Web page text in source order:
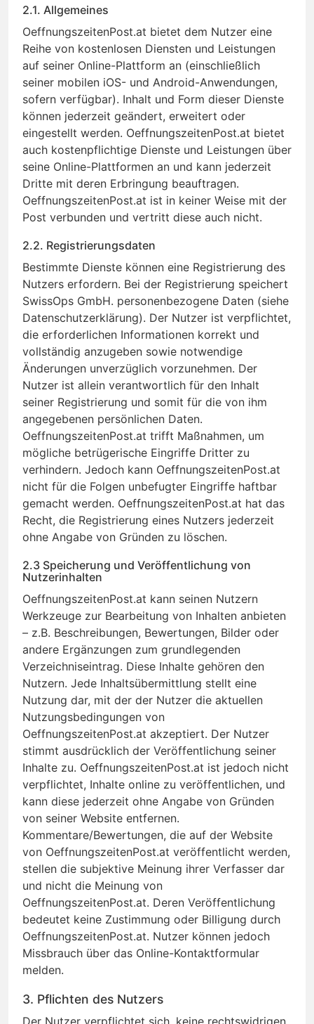
2.1. Allgemeines
OeffnungszeitenPost.at bietet dem Nutzer eine
Reihe von kostenlosen Diensten und Leistungen
auf seiner Online-Plattform an (einschließlich
seiner mobilen iOS- und Android-Anwendungen,
sofern verfügbar). Inhalt und Form dieser Dienste
können jederzeit geändert, erweitert oder
eingestellt werden. OeffnungszeitenPost.at bietet
auch kostenpflichtige Dienste und Leistungen über
seine Online-Plattformen an und kann jederzeit
Dritte mit deren Erbringung beauftragen.
OeffnungszeitenPost.at ist in keiner Weise mit der
Post verbunden und vertritt diese auch nicht.
2.2. Registrierungsdaten
Bestimmte Dienste können eine Registrierung des
Nutzers erfordern. Bei der Registrierung speichert
SwissOps GmbH. personenbezogene Daten (siehe
Datenschutzerklärung). Der Nutzer ist verpflichtet,
die erforderlichen Informationen korrekt und
vollständig anzugeben sowie notwendige
Änderungen unverzüglich vorzunehmen. Der
Nutzer ist allein verantwortlich für den Inhalt
seiner Registrierung und somit für die von ihm
angegebenen persönlichen Daten.
OeffnungszeitenPost.at trifft Maßnahmen, um
mögliche betrügerische Eingriffe Dritter zu
verhindern. Jedoch kann OeffnungszeitenPost.at
nicht für die Folgen unbefugter Eingriffe haftbar
gemacht werden. OeffnungszeitenPost.at hat das
Recht, die Registrierung eines Nutzers jederzeit
ohne Angabe von Gründen zu löschen.
2.3 Speicherung und Veröffentlichung von
Nutzerinhalten
OeffnungszeitenPost.at kann seinen Nutzern
Werkzeuge zur Bearbeitung von Inhalten anbieten
– z.B. Beschreibungen, Bewertungen, Bilder oder
andere Ergänzungen zum grundlegenden
Verzeichniseintrag. Diese Inhalte gehören den
Nutzern. Jede Inhaltsübermittlung stellt eine
Nutzung dar, mit der der Nutzer die aktuellen
Nutzungsbedingungen von
OeffnungszeitenPost.at akzeptiert. Der Nutzer
stimmt ausdrücklich der Veröffentlichung seiner
Inhalte zu. OeffnungszeitenPost.at ist jedoch nicht
verpflichtet, Inhalte online zu veröffentlichen, und
kann diese jederzeit ohne Angabe von Gründen
von seiner Website entfernen.
Kommentare/Bewertungen, die auf der Website
von OeffnungszeitenPost.at veröffentlicht werden,
stellen die subjektive Meinung ihrer Verfasser dar
und nicht die Meinung von
OeffnungszeitenPost.at. Deren Veröffentlichung
bedeutet keine Zustimmung oder Billigung durch
OeffnungszeitenPost.at. Nutzer können jedoch
Missbrauch über das Online-Kontaktformular
melden.
3. Pflichten des Nutzers
Der Nutzer verpflichtet sich, keine rechtswidrigen